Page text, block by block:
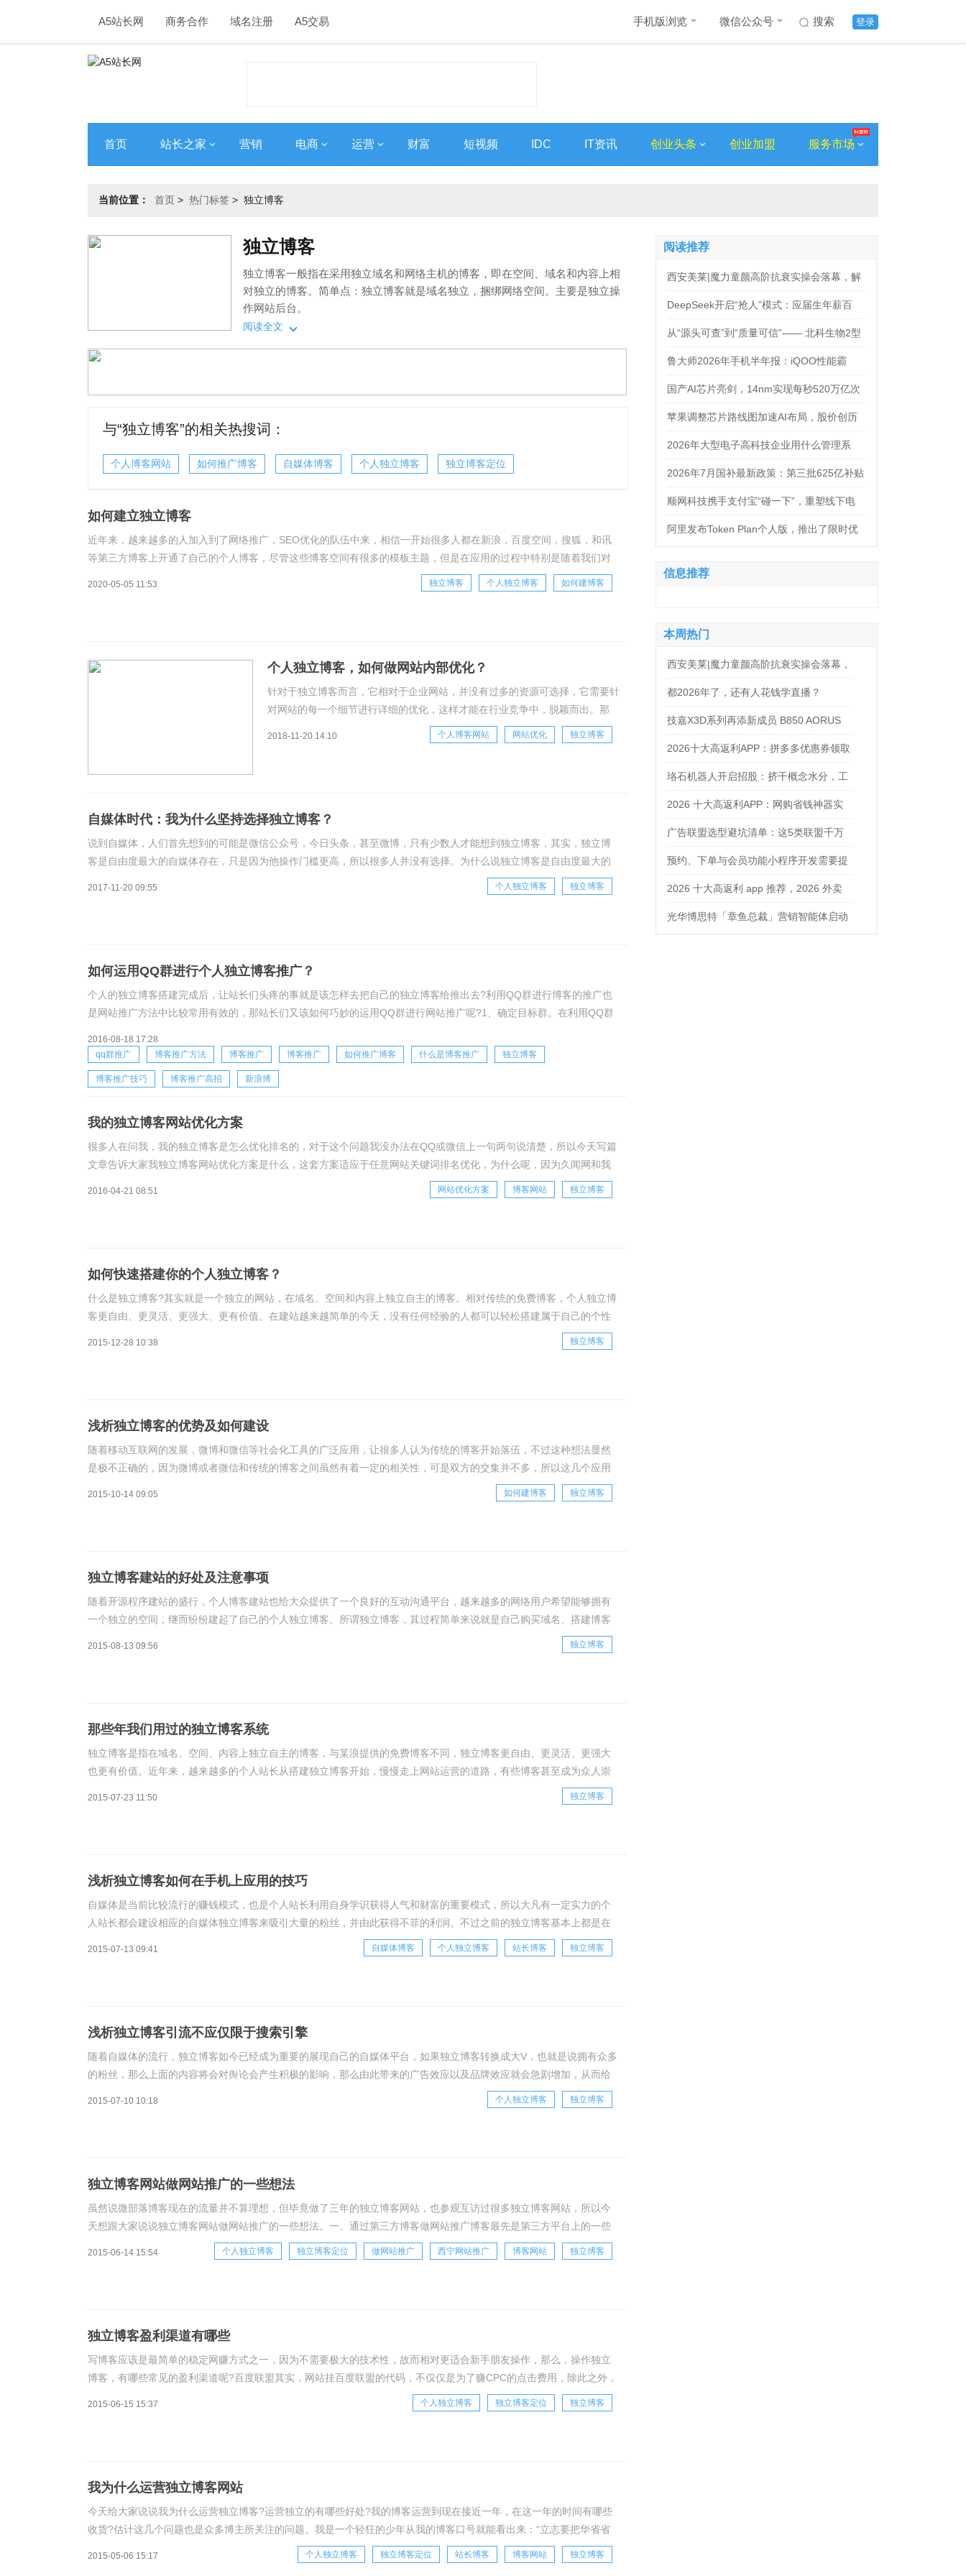
A5站长网 商务合作 域名注册 A5交易 登录
搜索
手机版浏览 微信公众号
首页 站长之家 营销 电商 运营 财富 短视频 IDC IT资讯 创业头条 创业加盟 服务市场
当前位置： 首页 > 热门标签 > 独立博客
独立博客
独立博客一般指在采用独立域名和网络主机的博客，即在空间、域名和内容上相
对独立的博客。简单点：独立博客就是域名独立，捆绑网络空间。主要是独立操
作网站后台。
阅读全文
与“独立博客”的相关热搜词：
个人博客网站 如何推广博客 自媒体博客 个人独立博客 独立博客定位
如何建立独立博客
近年来，越来越多的人加入到了网络推广，SEO优化的队伍中来，相信一开始很多人都在新浪，百度空间，搜狐，和讯
等第三方博客上开通了自己的个人博客，尽管这些博客空间有很多的模板主题，但是在应用的过程中特别是随着我们对
SEO认识的加深，感觉这些越来越不能满足我们的要求了，简而言之，就是约束太多，功能太少，自
2020-05-05 11:53 独立博客 个人独立博客 如何建博客
个人独立博客，如何做网站内部优化？
针对于独立博客而言，它相对于企业网站，并没有过多的资源可选择，它需要针
对网站的每一个细节进行详细的优化，这样才能在行业竞争中，脱颖而出。那
么，独立博客站内SEO该如何优化呢？根据以往的工作经验，我们针对独立博
客，通常会通过如下方式做站内SEO：1、TDK标签·基础优化对于搜索引擎而
2018-11-20 14:10 个人博客网站 网站优化 独立博客
自媒体时代：我为什么坚持选择独立博客？
说到自媒体，人们首先想到的可能是微信公众号，今日头条，甚至微博，只有少数人才能想到独立博客，其实，独立博
客是自由度最大的自媒体存在，只是因为他操作门槛更高，所以很多人并没有选择。为什么说独立博客是自由度最大的
存在呢?因为独立博客由域名和主机两方面购成，这两个东西都是自己买的，只要内容不违反国家法律，
2017-11-20 09:55 个人独立博客 独立博客
如何运用QQ群进行个人独立博客推广？
个人的独立博客搭建完成后，让站长们头疼的事就是该怎样去把自己的独立博客给推出去?利用QQ群进行博客的推广也
是网站推广方法中比较常用有效的，那站长们又该如何巧妙的运用QQ群进行网站推广呢?1、确定目标群。在利用QQ群
2016-08-18 17:28
qq群推广
博客推广方法 博客推广 博客推广 如何推广博客 什么是博客推广 独立博客
博客推广技巧 博客推广高招 新浪博
我的独立博客网站优化方案
很多人在问我，我的独立博客是怎么优化排名的，对于这个问题我没办法在QQ或微信上一句两句说清楚，所以今天写篇
文章告诉大家我独立博客网站优化方案是什么，这套方案适应于任意网站关键词排名优化，为什么呢，因为久闻网和我
另外的一个企业网站都是这套方案排名的。上图是我博客的长尾关键词排名的数据和网站百度权重的一
2016-04-21 08:51 网站优化方案 博客网站 独立博客
如何快速搭建你的个人独立博客？
什么是独立博客?其实就是一个独立的网站，在域名、空间和内容上独立自主的博客。相对传统的免费博客，个人独立博
客更自由、更灵活、更强大、更有价值。在建站越来越简单的今天，没有任何经验的人都可以轻松搭建属于自己的个性
2015-12-28 10:38 独立博客
浅析独立博客的优势及如何建设
随着移动互联网的发展，微博和微信等社会化工具的广泛应用，让很多人认为传统的博客开始落伍，不过这种想法显然
是极不正确的，因为微博或者微信和传统的博客之间虽然有着一定的相关性，可是双方的交集并不多，所以这几个应用
之间并不是纯粹的替代，而是存在着一定的补充。微信或者微博更多体现在对用户碎片化时间的应用，而
2015-10-14 09:05 如何建博客 独立博客
独立博客建站的好处及注意事项
随着开源程序建站的盛行，个人博客建站也给大众提供了一个良好的互动沟通平台，越来越多的网络用户希望能够拥有
一个独立的空间，继而纷纷建起了自己的个人独立博客。所谓独立博客，其过程简单来说就是自己购买域名、搭建博客
2015-08-13 09:56 独立博客
那些年我们用过的独立博客系统
独立博客是指在域名、空间、内容上独立自主的博客，与某浪提供的免费博客不同，独立博客更自由、更灵活、更强大
也更有价值。近年来，越来越多的个人站长从搭建独立博客开始，慢慢走上网站运营的道路，有些博客甚至成为众人崇
2015-07-23 11:50 独立博客
浅析独立博客如何在手机上应用的技巧
自媒体是当前比较流行的赚钱模式，也是个人站长利用自身学识获得人气和财富的重要模式，所以大凡有一定实力的个
人站长都会建设相应的自媒体独立博客来吸引大量的粉丝，并由此获得不菲的利润。不过之前的独立博客基本上都是在
PC端互联网上运行，然而在移动互联网已经成为发展趋势的当下，独立博客也应该切入至手机终端，这
2015-07-13 09:41 自媒体博客 个人独立博客 站长博客 独立博客
浅析独立博客引流不应仅限于搜索引擎
随着自媒体的流行，独立博客如今已经成为重要的展现自己的自媒体平台，如果独立博客转换成大V，也就是说拥有众多
的粉丝，那么上面的内容将会对舆论会产生积极的影响，那么由此带来的广告效应以及品牌效应就会急剧增加，从而给
站长带来巨大的利益。而且独立博客的流量具有病毒式的传染效应，只要独立博客拥有充分的吸引力，
2015-07-10 10:18 个人独立博客 独立博客
独立博客网站做网站推广的一些想法
虽然说微部落博客现在的流量并不算理想，但毕竟做了三年的独立博客网站，也参观互访过很多独立博客网站，所以今
天想跟大家说说独立博客网站做网站推广的一些想法。一、通过第三方博客做网站推广博客最先是第三方平台上的一些
主流博客，相信大家接触地最多的应该是QQ空间的日志，然后是新浪博客之类。目前网易、搜狐、天涯
2015-06-14 15:54 个人独立博客 独立博客定位 做网站推广 西宁网站推广 博客网站 独立博客
独立博客盈利渠道有哪些
写博客应该是最简单的稳定网赚方式之一，因为不需要极大的技术性，故而相对更适合新手朋友操作，那么，操作独立
博客，有哪些常见的盈利渠道呢?百度联盟其实，网站挂百度联盟的代码，不仅仅是为了赚CPC的点击费用，除此之外，
还有一个好处，就是可以增加搜索引擎优化的效果，当然，这里所说的SEO，只要是指百度搜索引
2015-06-15 15:37 个人独立博客 独立博客定位 独立博客
我为什么运营独立博客网站
今天给大家说说我为什么运营独立博客?运营独立的有哪些好处?我的博客运营到现在接近一年，在这一年的时间有哪些
收货?估计这几个问题也是众多博主所关注的问题。我是一个轻狂的少年从我的博客口号就能看出来：“立志要把华省省
博客做到全国中文访问量最大、最有知名的个人博客”，这是我运营博客的目标，这个目标离我很遥
2015-05-06 15:17 个人独立博客 独立博客定位 站长博客 博客网站 独立博客
阅读推荐
西安美莱|魔力童颜高阶抗衰实操会落幕，解
锁自然年轻新姿态
DeepSeek开启“抢人”模式：应届生年薪百
万，法务岗高达160万！
从“源头可查”到“质量可信”—— 北科生物2型
糖尿病项目如何实现“药品级质控”
鲁大师2026年手机半年报：iQOO性能霸
榜，天玑9500统治延续，OPPO蝉联流畅双
榜冠军
国产AI芯片亮剑，14nm实现每秒520万亿次
运算
苹果调整芯片路线图加速AI布局，股价创历
史新高
2026年大型电子高科技企业用什么管理系
统？四大服务商对比推荐
2026年7月国补最新政策：第三批625亿补贴
正式落地！京东手机家电空调电脑各品类国
补怎么领？学生专属优惠补贴领取攻略来
顺网科技携手支付宝“碰一下”，重塑线下电
竞新体验
阿里发布Token Plan个人版，推出了限时优
信息推荐
本周热门
西安美莱|魔力童颜高阶抗衰实操会落幕，
解锁自然年轻新姿态
都2026年了，还有人花钱学直播？
技嘉X3D系列再添新成员 B850 AORUS
ELITE X3D主板强化性能体验
2026十大高返利APP：拼多多优惠券领取
攻略
珞石机器人开启招股：挤干概念水分，工
业、协作、具身三箭齐发
2026 十大高返利APP：网购省钱神器实
测对比
广告联盟选型避坑清单：这5类联盟千万
别碰
预约、下单与会员功能小程序开发需要提
前确认什么
2026 十大高返利 app 推荐，2026 外卖
优惠券在哪领？网购平价神器测评
光华博思特「章鱼总裁」营销智能体启动